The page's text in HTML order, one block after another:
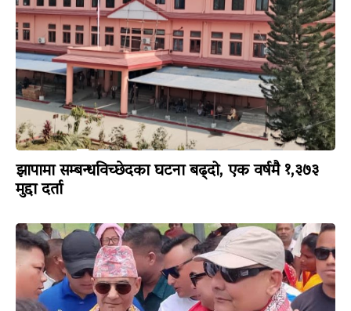
झापामा सम्बन्धविच्छेदका घटना बढ्दो, एक वर्षमै १,३७३
मुद्दा दर्ता